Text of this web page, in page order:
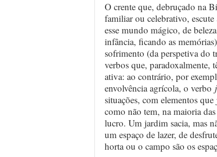
O crente que, debruçado na
familiar ou celebrativo,
esse mundo mágico, de
infância, ficando as
sofrimento (da perspetiva do
verbos que, paradoxalmente,
ativa: ao contrário, por
envolvência agrícola, o verbo
situações, com elementos
como não tem, na maioria
lucro. Um jardim sacia, mas
um espaço de lazer, de
horta ou o campo são os